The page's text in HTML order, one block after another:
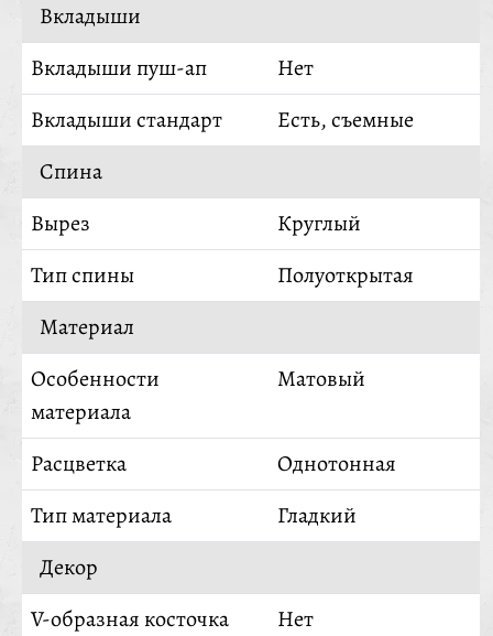
Вкладыши
Вкладыши пуш-ап
Нет
Вкладыши стандарт
Есть, съемные
Спина
Вырез
Круглый
Тип спины
Полуоткрытая
Материал
Особенности
материала
Матовый
Расцветка
Однотонная
Тип материала
Гладкий
Декор
V-образная косточка
Нет